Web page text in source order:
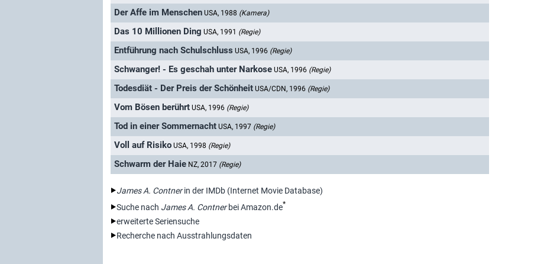
Der Affe im Menschen USA, 1988 (Kamera)
Das 10 Millionen Ding USA, 1991 (Regie)
Entführung nach Schulschluss USA, 1996 (Regie)
Schwanger! - Es geschah unter Narkose USA, 1996 (Regie)
Todesdiät - Der Preis der Schönheit USA/CDN, 1996 (Regie)
Vom Bösen berührt USA, 1996 (Regie)
Tod in einer Sommernacht USA, 1997 (Regie)
Voll auf Risiko USA, 1998 (Regie)
Schwarm der Haie NZ, 2017 (Regie)
James A. Contnerin der IMDb (Internet Movie Database)
Suche nach James A. Contnerbei Amazon.de*
erweiterte Seriensuche
Recherche nach Ausstrahlungsdaten